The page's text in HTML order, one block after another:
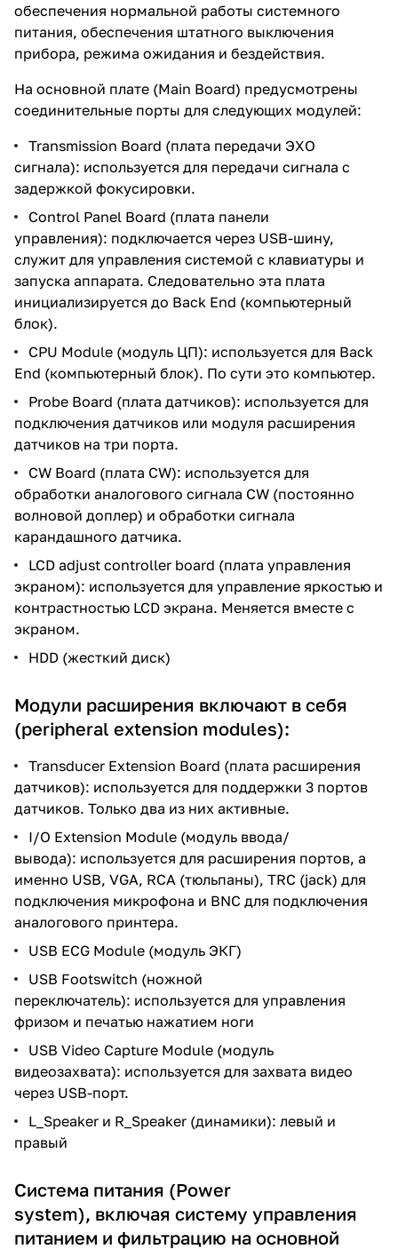
обеспечения нормальной работы системного
питания, обеспечения штатного выключения
прибора, режима ожидания и бездействия.
На основной плате (Main Board) предусмотрены
соединительные порты для следующих модулей:
Transmission Board (плата передачи ЭХО
сигнала): используется для передачи сигнала с
задержкой фокусировки.
Control Panel Board (плата панели
управления): подключается через USB-шину,
служит для управления системой с клавиатуры и
запуска аппарата. Следовательно эта плата
инициализируется до Back End (компьютерный
блок).
CPU Module (модуль ЦП): используется для Back
End (компьютерный блок). По сути это компьютер.
Probe Board (плата датчиков): используется для
подключения датчиков или модуля расширения
датчиков на три порта.
CW Board (плата CW): используется для
обработки аналогового сигнала CW (постоянно
волновой доплер) и обработки сигнала
карандашного датчика.
LCD adjust controller board (плата управления
экраном): используется для управление яркостью и
контрастностью LCD экрана. Меняется вместе с
экраном.
HDD (жесткий диск)
Модули расширения включают в себя
(peripheral extension modules):
Transducer Extension Board (плата расширения
датчиков): используется для поддержки 3 портов
датчиков. Только два из них активные.
I/O Extension Module (модуль ввода/
вывода): используется для расширения портов, а
именно USB, VGA, RCA (тюльпаны), TRC (jack) для
подключения микрофона и BNC для подключения
аналогового принтера.
USB ECG Module (модуль ЭКГ)
USB Footswitch (ножной
переключатель): используется для управления
фризом и печатью нажатием ноги
USB Video Capture Module (модуль
видеозахвата): используется для захвата видео
через USB-порт.
L_Speaker и R_Speaker (динамики): левый и
правый
Система питания (Power
system), включая систему управления
питанием и фильтрацию на основной